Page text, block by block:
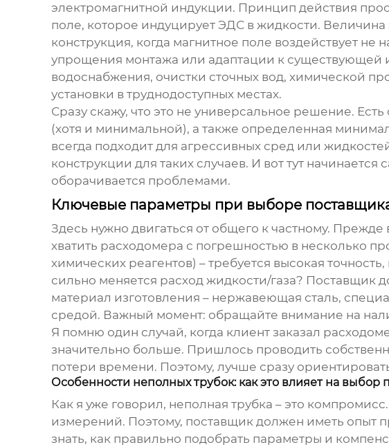
электромагнитной индукции. Принцип действия
поле, которое индуцирует ЭДС в жидкости.
конструкция, когда магнитное поле воздействует не
упрощения монтажа или адаптации к существующей
водоснабжения, очистки сточных вод, химической
установки в труднодоступных местах.
Сразу скажу, что это не универсальное решение.
(хотя и минимальной), а также определенная
всегда подходит для агрессивных сред или
конструкции для таких случаев. И вот тут
оборачивается проблемами.
Ключевые параметры при выборе
Здесь нужно двигаться от общего к частному.
хватить расходомера с погрешностью в несколько
химических реагентов) – требуется высокая
сильно меняется расход жидкости/газа? Поставщик
материал изготовления – нержавеющая сталь,
средой. Важный момент: обращайте внимание на
Я помню один случай, когда клиент заказал
значительно больше. Пришлось проводить
потери времени. Поэтому, лучше сразу
Особенности неполных трубок: как это влияет на выбор
Как я уже говорил, неполная трубка – это
измерений. Поэтому, поставщик должен иметь опыт
знать, как правильно подобрать параметры и